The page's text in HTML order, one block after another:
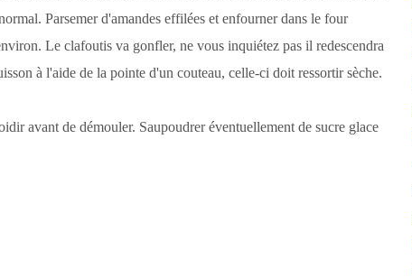
Parsemer d'amandes effilées et enfourner dans le four
Le clafoutis va gonfler, ne vous inquiétez pas il redescendra
à l'aide de la pointe d'un couteau, celle-ci doit ressortir sèche.
avant de démouler. Saupoudrer éventuellement de sucre glace